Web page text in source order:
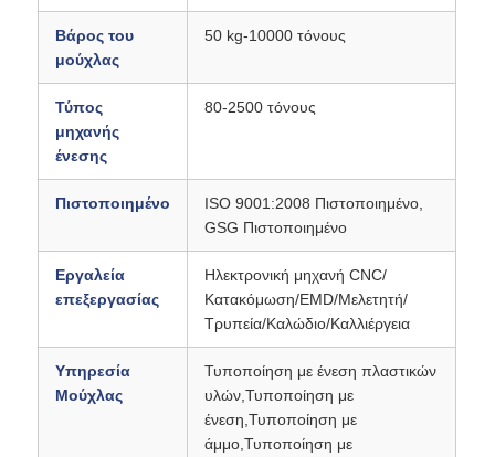
Σχετικά με εμάς
Γύρος εργοστασίων
Ποιοτικός έλεγχος
επαφή
Νέα
Ζητήστε ένα απόσπασμα
Βάρος του
μούχλας
50 kg-10000 τόνους
Τύπος
μηχανής
ένεσης
80-2500 τόνους
Πιστοποιημένο
ISO 9001:2008 Πιστοποιημένο,
GSG Πιστοποιημένο
Εργαλεία
επεξεργασίας
Ηλεκτρονική μηχανή CNC/
Κατακόμωση/EMD/Μελετητή/
Τρυπεία/Καλώδιο/Καλλιέργεια
Υπηρεσία
Μούχλας
Τυποποίηση με ένεση πλαστικών
υλών,Τυποποίηση με
ένεση,Τυποποίηση με
άμμο,Τυποποίηση με